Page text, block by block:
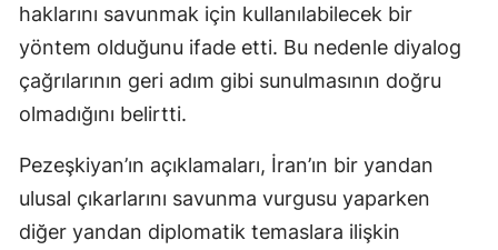
haklarını savunmak için kullanılabilecek bir
yöntem olduğunu ifade etti. Bu nedenle diyalog
çağrılarının geri adım gibi sunulmasının doğru
olmadığını belirtti.
Pezeşkiyan’ın açıklamaları, İran’ın bir yandan
ulusal çıkarlarını savunma vurgusu yaparken
diğer yandan diplomatik temaslara ilişkin